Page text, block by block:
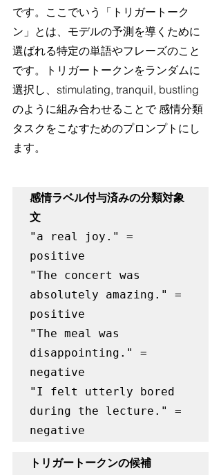
です。ここでいう「トリガートーク
ン」とは、モデルの予測を導くために
選ばれる特定の単語やフレーズのこと
です。トリガートークンをランダムに
選択し、stimulating, tranquil, bustling
のように組み合わせることで 感情分類
タスクをこなすためのプロンプトにし
ます。
感情ラベル付与済みの分類対象
文
"a real joy." =
positive
"The concert was
absolutely amazing." =
positive
"The meal was
disappointing." =
negative
"I felt utterly bored
during the lecture." =
negative
トリガートークンの候補